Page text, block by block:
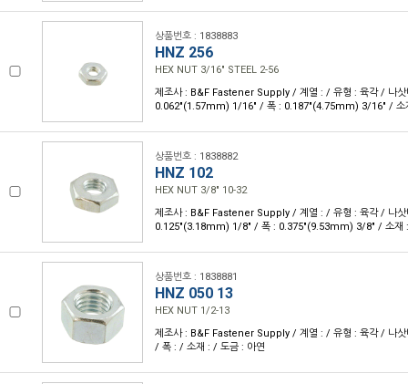
상품번호 : 1838883
HNZ 256
HEX NUT 3/16" STEEL 2-56
제조사 : B&F Fastener Supply / 계열 : / 유형 : 육각 / 나
0.062"(1.57mm) 1/16" / 폭 : 0.187"(4.75mm) 3/16" / 소
상품번호 : 1838882
HNZ 102
HEX NUT 3/8" 10-32
제조사 : B&F Fastener Supply / 계열 : / 유형 : 육각 / 나
0.125"(3.18mm) 1/8" / 폭 : 0.375"(9.53mm) 3/8" / 소재
상품번호 : 1838881
HNZ 050 13
HEX NUT 1/2-13
제조사 : B&F Fastener Supply / 계열 : / 유형 : 육각 / 나
/ 폭 : / 소재 : / 도금 : 아연